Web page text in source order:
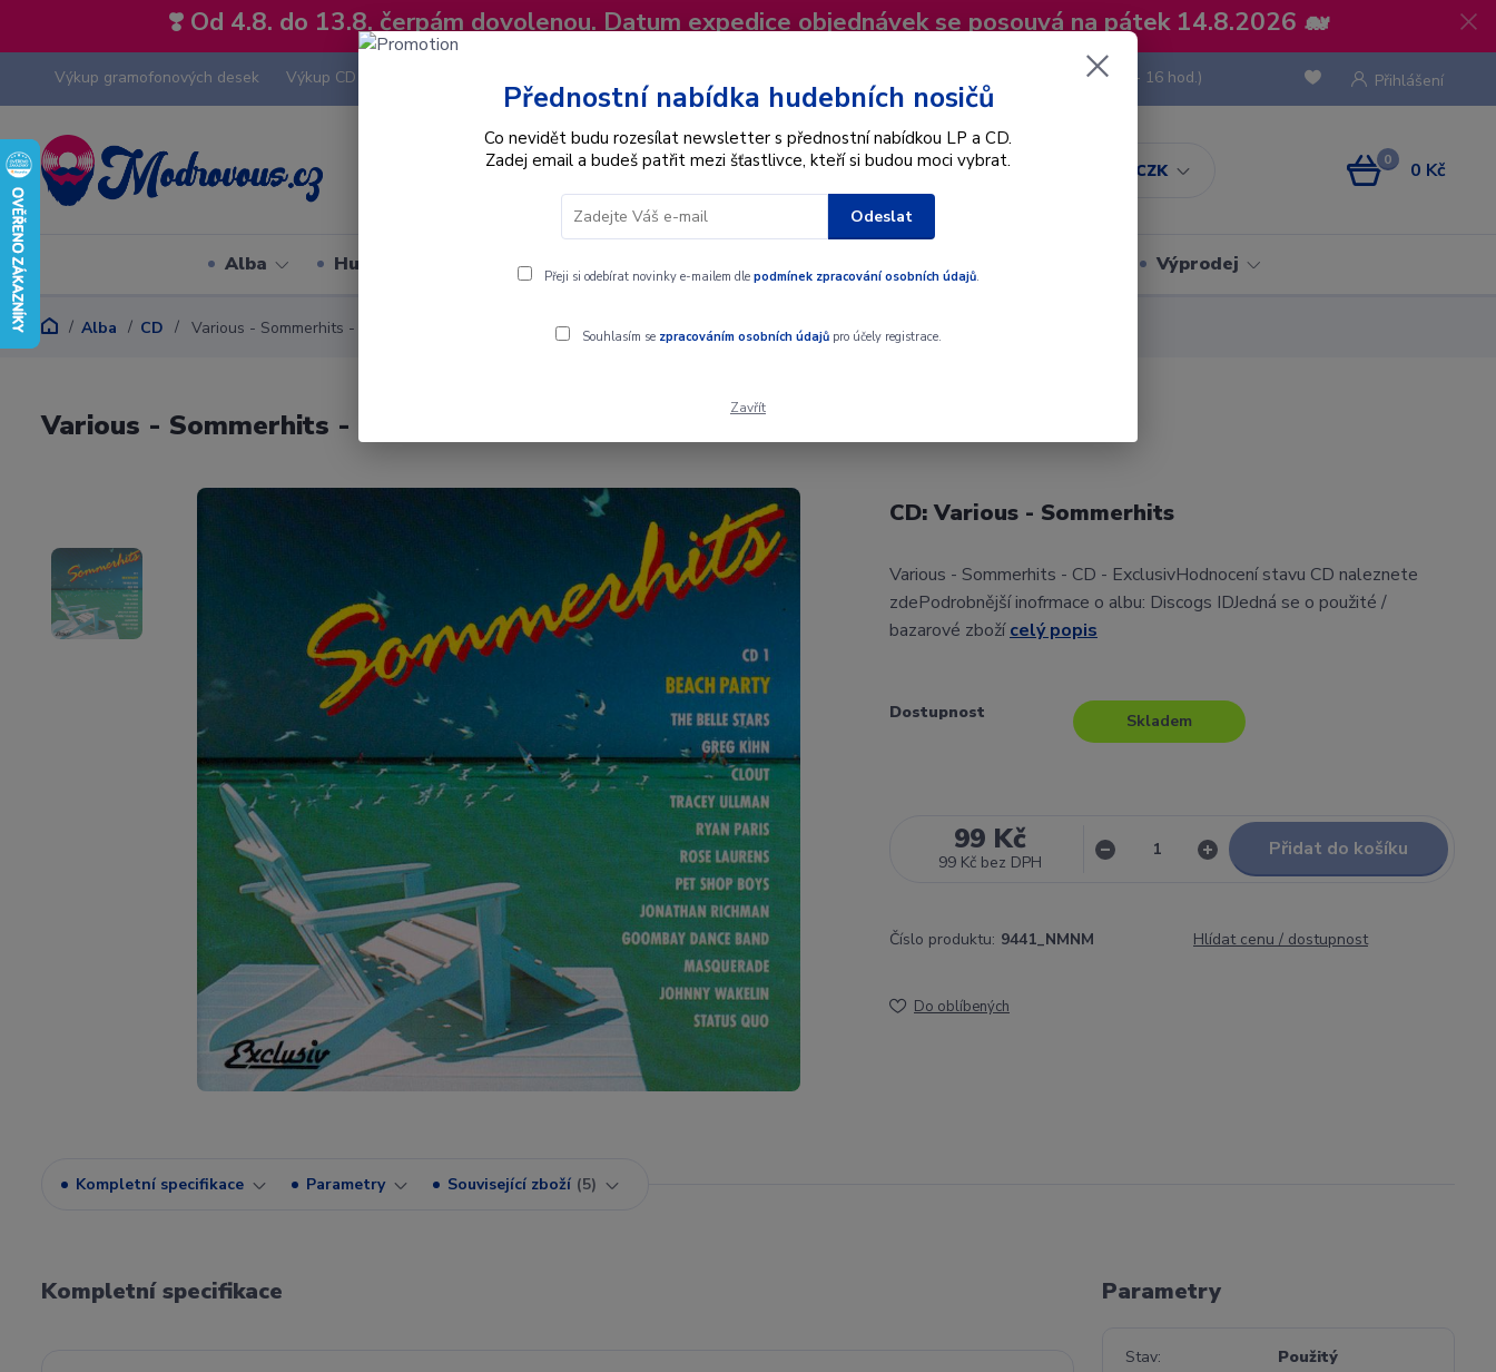
❣️ Od 4.8. do 13.8. čerpám dovolenou. Datum expedice objednávek se posouvá na pátek 14.8.2026 🐋
Výkup gramofonových desek Výkup CD
CZK
Přihlášení
Hledat
(Po-Pá, 8 - 16 hod.)
0 0 Kč
Alba Hudební styly Interpret Dárkové poukazy Výprodej
Alba CD Various - Sommerhits - CD
Various - Sommerhits - CD
CD: Various - Sommerhits
Various - Sommerhits - CD - ExclusivHodnocení stavu CD naleznete
zdePodrobnější inofrmace o albu: Discogs IDJedná se o použité /
bazarové zbožícelý popis
Dostupnost Skladem
99 Kč
99 Kč bez DPH
Přidat do košíku
Číslo produktu: 9441_NMNM Hlídat cenu / dostupnost
Do oblíbených
Kompletní specifikace Parametry Související zboží 5
Kompletní specifikace Parametry
Stav Použitý
Přednostní nabídka hudebních nosičů
Co nevidět budu rozesílat newsletter s přednostní nabídkou LP a CD.
Zadej email a budeš patřit mezi šťastlivce, kteří si budou moci vybrat.
Odeslat
Přeji si odebírat novinky e-mailem dle podmínek zpracování osobních údajů.
Souhlasím se zpracováním osobních údajůpro účely registrace.
Zavřít